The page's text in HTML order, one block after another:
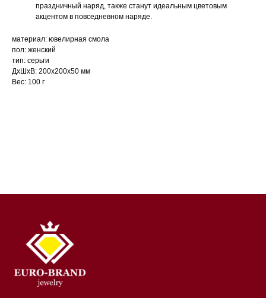
праздничный наряд, также станут идеальным цветовым
акцентом в повседневном наряде.
материал: ювелирная смола
пол: женский
тип: серьги
ДxШxВ: 200x200x50 мм
Вес: 100 г